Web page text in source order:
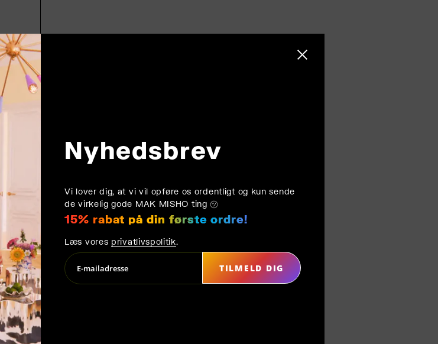
Nyhedsbrev
Vi lover dig, at vi vil opføre os ordentligt og kun sende
de virkelig gode MAK MISHO ting ㋡
15% rabat på din første ordre!
Læs vores privatlivspolitik.
TILMELD DIG
Luk sidebjælke